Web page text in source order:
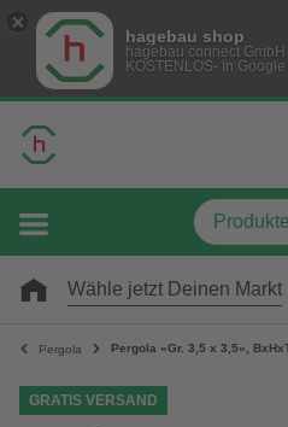
hagebau shop
hagebau connect GmbH
KOSTENLOS- In
Wähle jetzt Deinen Markt
Pergola Pergola »Gr. 3,5 x 3,5«,
GRATIS VERSAND